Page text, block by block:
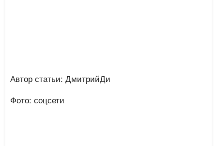
Автор статьи: ДмитрийДи
Фото: соцсети